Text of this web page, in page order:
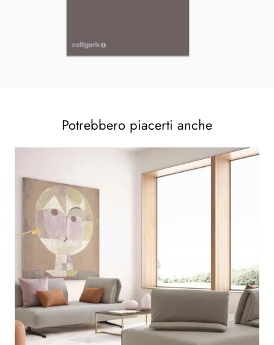
Potrebbero piacerti anche